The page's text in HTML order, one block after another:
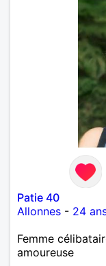
Patie 40
Allonnes - 24
Femme
amoureuse